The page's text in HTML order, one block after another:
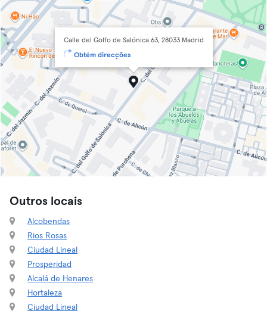
Calle del Golfo de Salónica 63, 28033 Madrid
Obtém direcções
Outros locais
Alcobendas
Rios Rosas
Ciudad Lineal
Prosperidad
Alcalá de Henares
Hortaleza
Ciudad Lineal